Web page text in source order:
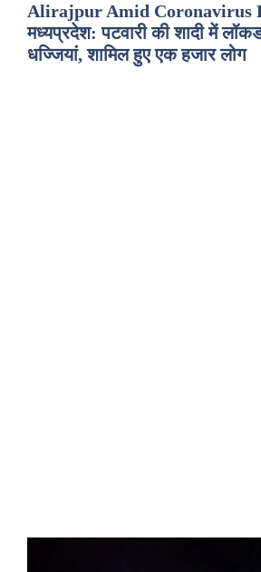
Alirajpur Amid Coronavirus
मध्यप्रदेश: पटवारी की शादी में
धज्जियां, शामिल हुए एक हजार लोग